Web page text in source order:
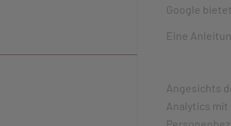
Google
Eine
Angesichts
Analytics